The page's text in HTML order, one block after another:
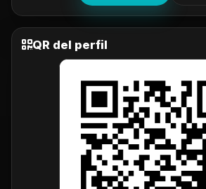
QR del perfil